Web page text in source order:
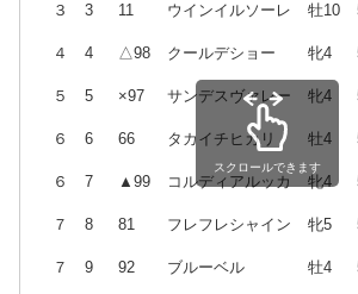
３ 3 11 ウインイルソーレ 牡10
４ 4 △98 クールデショー 牝4
５ 5 ×97 サンデスヴァレー 牝4
６ 6 66 タカイチヒカリ 牡4
６ 7 ▲99 コルディアルッカ 牝4
７ 8 81 フレフレシャイン 牝5
７ 9 92 ブルーベル 牡4
スクロールできます